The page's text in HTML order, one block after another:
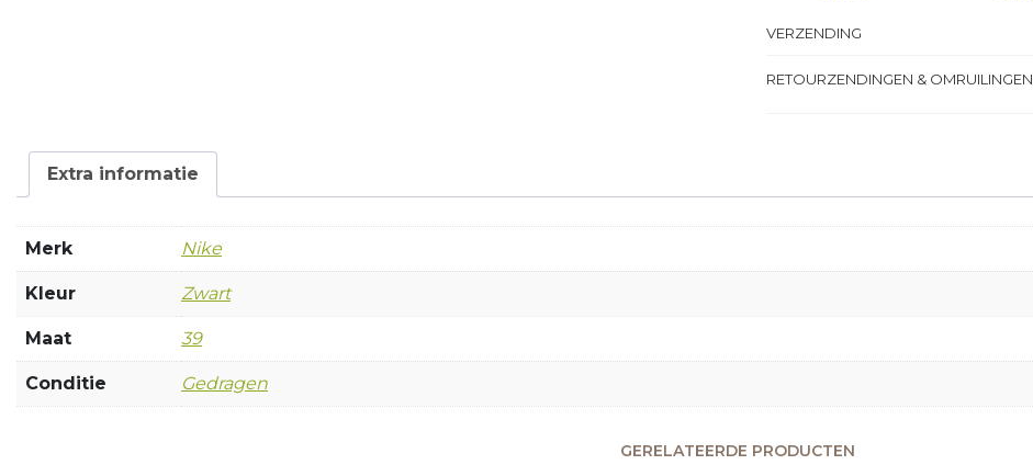
VERZENDING
RETOURZENDINGEN & OMRUILINGEN
Extra informatie
Merk Nike
Kleur Zwart
Maat 39
Conditie Gedragen
GERELATEERDE PRODUCTEN